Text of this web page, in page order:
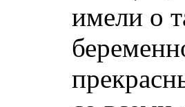
имели о